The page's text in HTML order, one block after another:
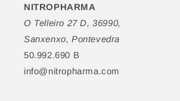
NITROPHARMA
O Telleiro 27 D, 36990,
Sanxenxo, Pontevedra
50.992.690 B
info@nitropharma.com